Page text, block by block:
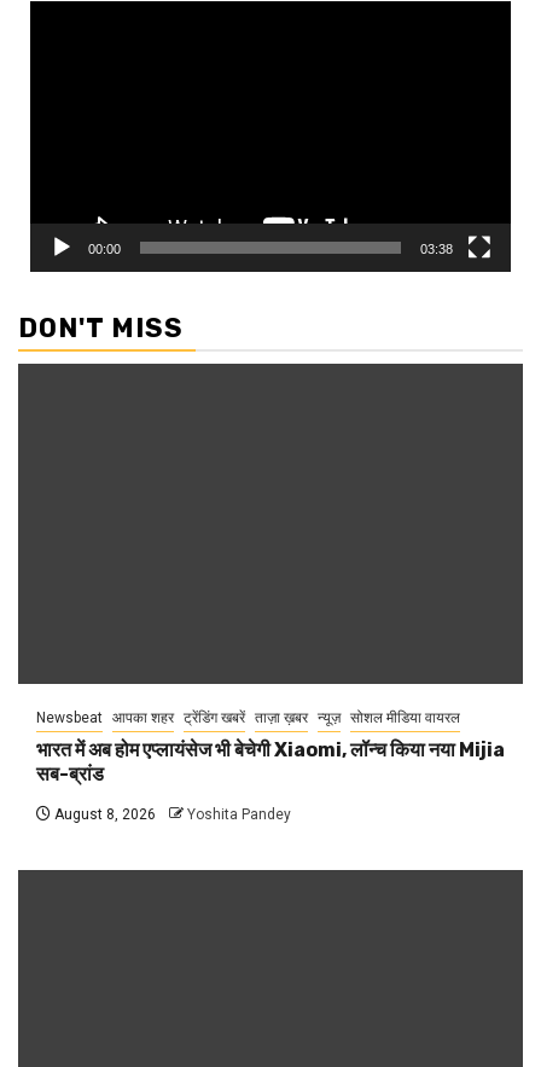
00:00 03:38
DON'T MISS
Newsbeat आपका शहर ट्रेंडिंग खबरें ताज़ा ख़बर न्यूज़ सोशल मीडिया वायरल
भारत में अब होम एप्लायंसेज भी बेचेगी Xiaomi, लॉन्च किया नया Mijia
सब-ब्रांड
August 8, 2026 Yoshita Pandey